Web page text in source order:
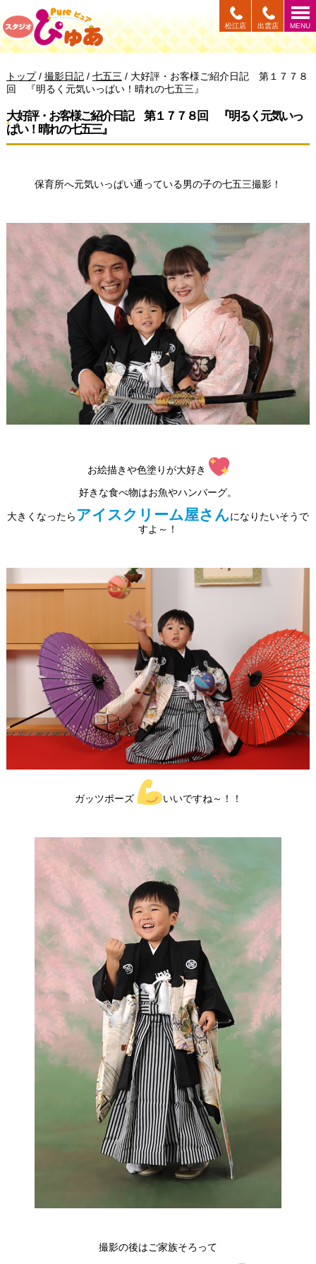
このページの本文へ
MENU
出雲店
松江店
現
在
位
置：
トップ/ 撮影日記/ 七五三 / 大好評・お客様ご紹介日記 第１７７８
回 『明るく元気いっぱい！晴れの七五三』
大好評・お客様ご紹介日記 第１７７８回 『明るく元気いっ
ぱい！晴れの七五三』
保育所へ元気いっぱい通っている男の子の七五三撮影！
お絵描きや色塗りが大好き
好きな食べ物はお魚やハンバーグ。
大きくなったら アイスクリーム屋さんになりたいそうで
すよ～！
ガッツポーズ いいですね～！！
撮影の後はご家族そろって